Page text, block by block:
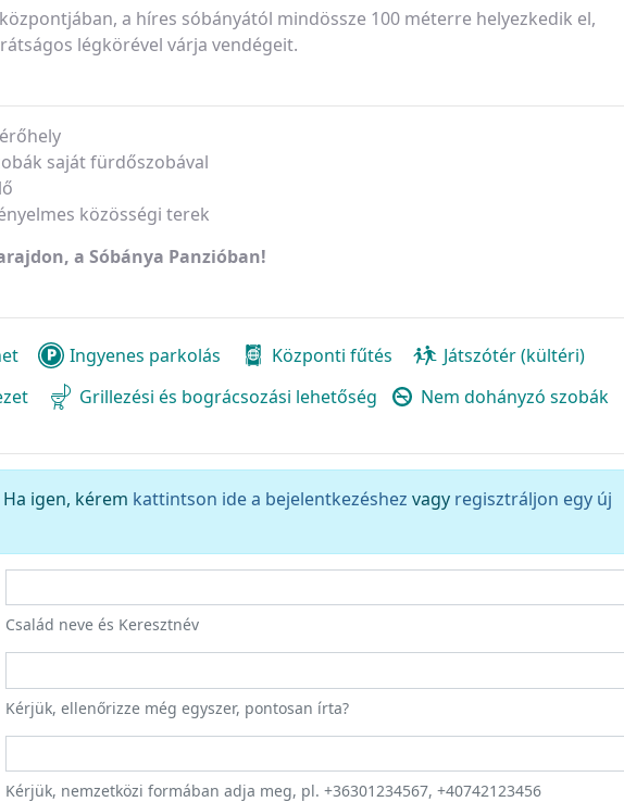
a híres sóbányától mindössze 100 méterre helyezkedik el,
légkörével várja vendégeit.
saját fürdőszobával
közösségi terek
a Sóbánya Panzióban!
Ingyenes parkolás Központi fűtés
Játszótér (kültéri)
Grillezési és bográcsozási lehetőség Nem dohányzó szobák
igen, kérem kattintson ide a bejelentkezéshez vagy regisztráljon egy új
Család neve és Keresztnév
Kérjük, ellenőrizze még egyszer, pontosan írta?
Kérjük, nemzetközi formában adja meg, pl. +36301234567, +40742123456